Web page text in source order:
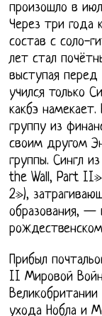
произошло в
Через три года
состав с соло-
лет стал
выступая перед
учился только
какбэ
группу из
своим другом
группы. Сингл
the Wall, Part
2»),
образования, —
Прибыл
II Мировой
ухода Нобла и